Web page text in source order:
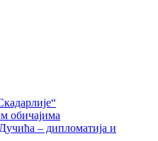
обичајима
– дипломатија и